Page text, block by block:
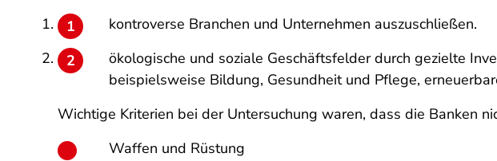
kontroverse Branchen und Unternehmen auszuschließen.
ökologische und soziale Geschäftsfelder durch gezielte
beispielsweise Bildung, Gesundheit und Pflege,
Wichtige Kriterien bei der Untersuchung waren, dass die Banken
Waffen und Rüstung